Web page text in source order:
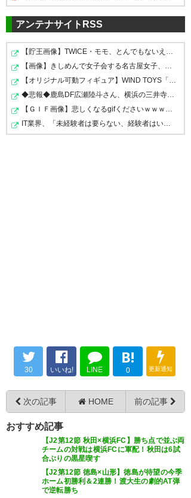
アンテナサイトRSS
【貯王画像】TWICE・モモ、とんでもないえちすぎる格好を…
【画像】きしめんで女子会する名古屋女子、こうなってし…
【オリジナル可動フィギュア】WIND TOYS「タイタン スー…
◆悲報◆鹿島DF広瀬陸斗さん、横浜の三井寺眞の活躍に「鹿…
【ＧＩＦ画像】悲しくなるgifくださいｗｗｗｗｗｗｗｗｗ…
IT業界、「未経験者は要らない、経験者はいない」の地獄…
30 いいね! LINE
B!
0 更新通知
次の記事 HOME 前の記事
おすすめ記事
【J2第12節 秋田×横浜FC】勝ち点で並ぶ両
チームの対戦は横浜FCに軍配！秋田は6試
合ぶりの黒星喫す
【J2第12節 徳島×山形】徳島が待望の今季
ホーム初勝利＆2連勝！渡大生の劇的AT弾
で逆転勝ち